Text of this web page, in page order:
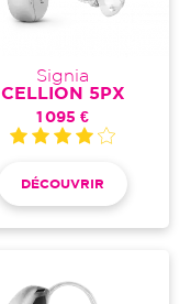
Signia
CELLION 5PX
1 095 €
DÉCOUVRIR